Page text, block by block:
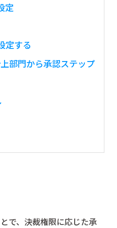
定
定する
部門から承認ステップ
で、決裁権限に応じた承